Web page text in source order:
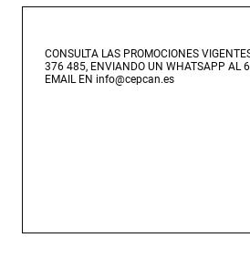
CONSULTA LAS PROMOCIONES
376 485, ENVIANDO UN WHATSAPP AL
EMAIL EN info@cepcan.es